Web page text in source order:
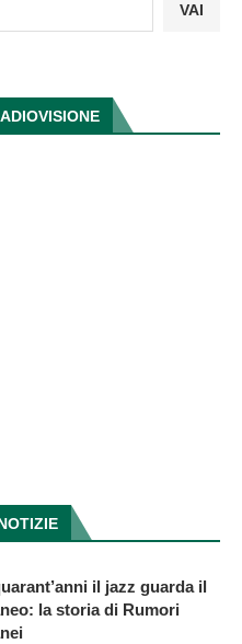
VAI
il jazz guarda il
la storia di Rumori